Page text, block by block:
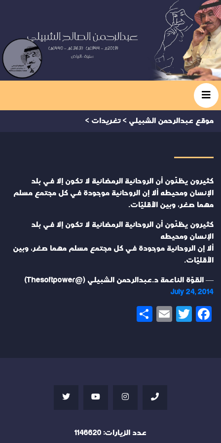
موقع عبدالرحمن الشبيلي > تغريدات >
كثيرون يظنّون أن الروحانية الرمضانية لا تكون إلا في بلد
الإنسان ومحيطه ألا إن الروحانية موجودة في كل مجتمع مسلم
مهما صغر، وبين الأقليّات.
كثيرون يظنّون أن الروحانية الرمضانية لا تكون إلا في بلد
الإنسان ومحيطه
ألا إن الروحانية موجودة في كل مجتمع مسلم مهما صغر، وبين
الأقليّات.
— القوّة الناعمة د.عبدالرحمن الشبيلي (@Thesoftpower)
July 24, 2014
Facebook
Twitter
Email
عدد الزيارات: 1146620